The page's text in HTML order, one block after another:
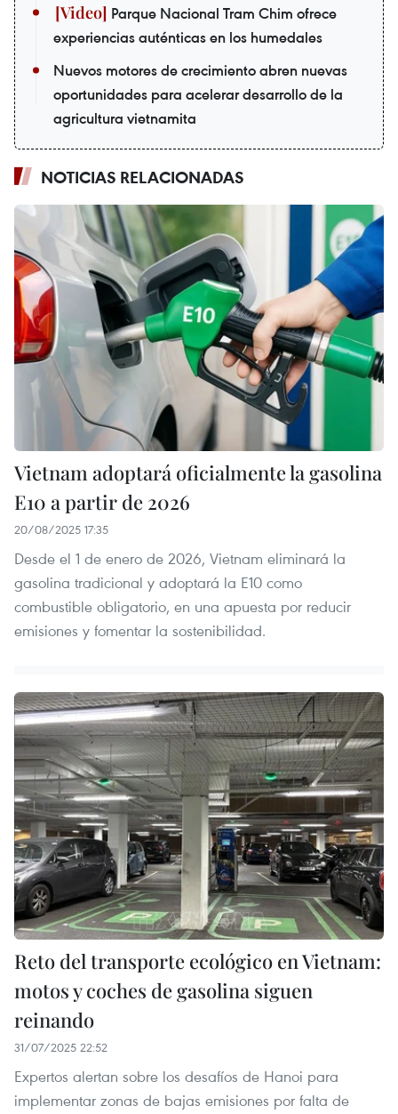
Parque Nacional Tram Chim ofrece
experiencias auténticas en los humedales
Nuevos motores de crecimiento abren nuevas
oportunidades para acelerar desarrollo de la
agricultura vietnamita
NOTICIAS RELACIONADAS
Vietnam adoptará oficialmente la gasolina
E10 a partir de 2026
20/08/2025 17:35
Desde el 1 de enero de 2026, Vietnam eliminará la
gasolina tradicional y adoptará la E10 como
combustible obligatorio, en una apuesta por reducir
emisiones y fomentar la sostenibilidad.
Reto del transporte ecológico en Vietnam:
motos y coches de gasolina siguen
reinando
31/07/2025 22:52
Expertos alertan sobre los desafíos de Hanoi para
implementar zonas de bajas emisiones por falta de